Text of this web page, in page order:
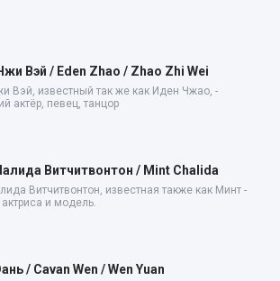
Вэй / Eden Zhao / Zhao Zhi Wei
Вэй, известный так же как Иден Чжао, -
актёр, певец, танцор
Витчитвонтон / Mint Chalida
Витчитвонтон, известная также как Минт -
и модель.
/ Cavan Wen / Wen Yuan